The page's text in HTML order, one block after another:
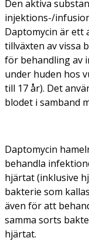
Den aktiva
injektions-/
Daptomycin är ett
tillväxten av vissa
för behandling av
under huden hos
till 17 år). Det
blodet i samband
Daptomycin
behandla
hjärtat (inklusive
bakterie som kallas
även för att
samma sorts
hjärtat.